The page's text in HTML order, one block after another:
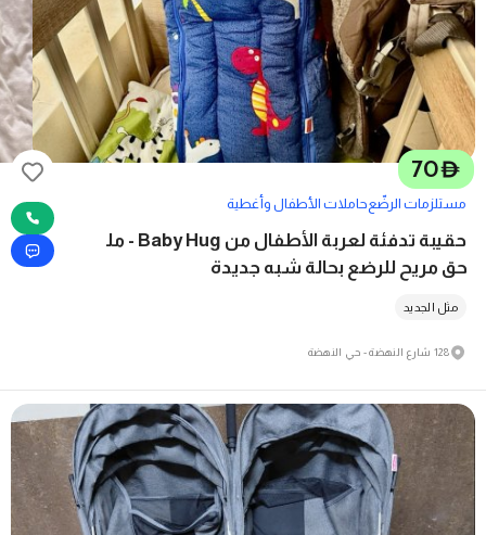
D
70
مستلزمات الرضّعحاملات الأطفال وأغطية
حقيبة تدفئة لعربة الأطفال من Baby Hug - مل
حق مريح للرضع بحالة شبه جديدة
مثل الجديد
128 شارع النهضة - حي النهضة